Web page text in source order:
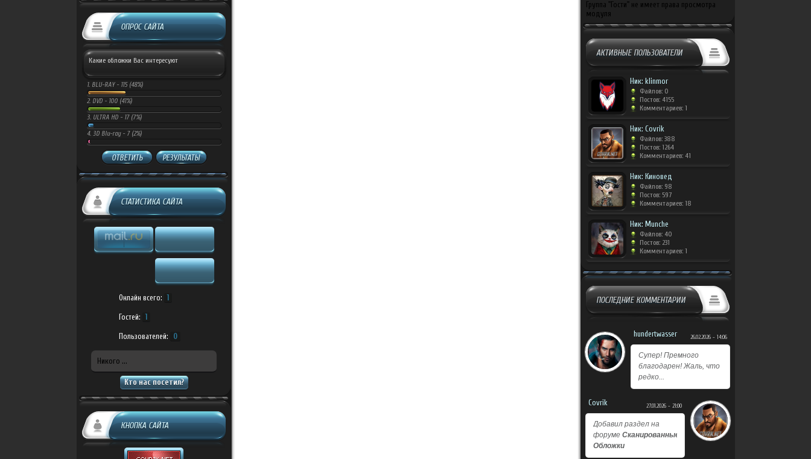
ОПРОС САЙТА
Какие обложки Вас интересуют
1. BLU-RAY - 115 (48%)
2. DVD - 100 (41%)
3. ULTRA HD - 17 (7%)
4. 3D Blu-ray - 7 (2%)
ОТВЕТИТЬ РЕЗУЛЬТАТЫ
СТАТИСТИКА САЙТА
Онлайн всего: 1
Гостей: 1
Пользователей: 0
Никого ...
Кто нас посетил?
КНОПКА САЙТА
Группа "Гости" не имеет права просмотра
модуля
АКТИВНЫЕ ПОЛЬЗОВАТЕЛИ
Ник: klinmor
Файлов: 0
Постов: 4155
Комментариев: 1
Ник: Covrik
Файлов: 388
Постов: 1264
Комментариев: 41
Ник: Киновед
Файлов: 98
Постов: 597
Комментариев: 18
Ник: Munche
Файлов: 40
Постов: 231
Комментариев: 1
ПОСЛЕДНИЕ КОММЕНТАРИИ
hundertwasser 26.02.2026 - 14:06
Супер! Премного
благодарен! Жаль, что
редко...
Covrik 27.01.2026 - 21:00
Добавил раздел на
форуме Сканированные
Обложки